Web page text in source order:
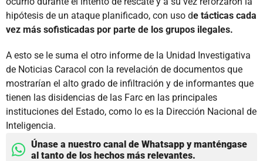
hipótesis de un ataque planificado, con uso de tácticas cada
vez más sofisticadas por parte de los grupos ilegales.
A esto se le suma el otro informe de la Unidad Investigativa
de Noticias Caracol con la revelación de documentos que
mostrarían el alto grado de infiltración y de informantes que
tienen las disidencias de las Farc en las principales
instituciones del Estado, como lo es la Dirección Nacional de
Inteligencia.
Únase a nuestro canal de Whatsapp y manténgase
al tanto de los hechos más relevantes.